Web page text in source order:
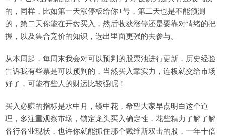
的，同样，比如第一天涨停板给你+号，第二天也是不能预测
的，第二天你能在开盘买入，然后收获涨停还是要靠对情绪的把
握，以及集合竞价的知识，选出里面更强的去参与。
从本周起，每周末我会对可以预判的股票池进行更新，历史经验
告诉我有些票是可以预判的，当然买入靠实力，连板就交给市场
好了，可能有些人的财运比较强呢！
买入必赚的指标是水中月，镜中花，希望大家早点明白这个道
理，多注重观察市场，锁定龙头买入确定性，花些精力了解了解
各行各业现状，也许你就能抓住那个戴维斯双击的股，一年十倍